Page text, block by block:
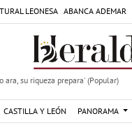
LEONESA ABANCA ADEMAR
ara, su riqueza prepara' (Popular)
CASTILLA Y LEÓN PANORAMA